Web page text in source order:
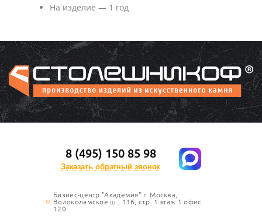
На изделие — 1 год
8 (495) 150 85 98
Заказать обратный звонок
Бизнес-центр "Академия" г. Москва,
Волоколамское ш., 116, стр. 1 этаж 1 офис
120